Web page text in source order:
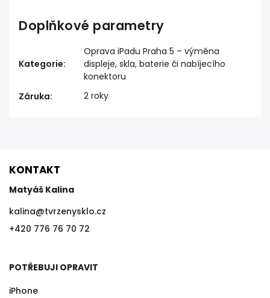
Doplňkové parametry
Kategorie:
Oprava iPadu Praha 5 – výměna
displeje, skla, baterie či nabíjecího
konektoru
Záruka: 2 roky
KONTAKT
Matyáš Kalina
kalina@tvrzenysklo.cz
+420 776 76 70 72
POTŘEBUJI OPRAVIT
iPhone